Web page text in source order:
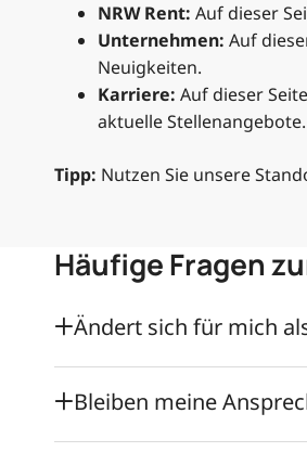
NRW Rent: Auf dieser
Unternehmen: Auf
Neuigkeiten.
Karriere: Auf dieser
aktuelle Stellenangebote.
Tipp: Nutzen Sie unsere
Häufige Fragen
Ändert sich für mich
Bleiben meine